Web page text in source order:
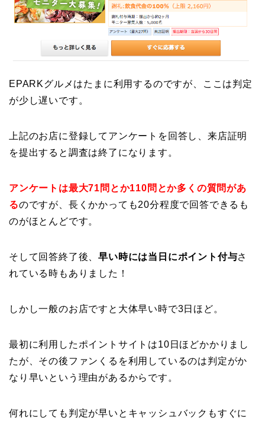
EPARKグルメはたまに利用するのですが、ここは判定
が少し遅いです。
上記のお店に登録してアンケートを回答し、来店証明
を提出すると調査は終了になります。
アンケートは最大71問とか110問とか多くの質問があ
るのですが、長くかかっても20分程度で回答できるも
のがほとんどです。
そして回答終了後、早い時には当日にポイント付与さ
れている時もありました！
しかし一般のお店ですと大体早い時で3日ほど。
最初に利用したポイントサイトは10日ほどかかりまし
たが、その後ファンくるを利用しているのは判定がか
なり早いという理由があるからです。
何れにしても判定が早いとキャッシュバックもすぐに